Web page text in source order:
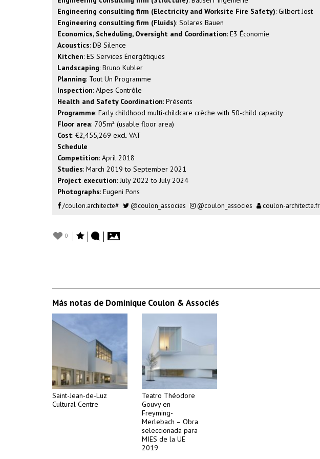
Engineering consulting firm (Electricity and Worksite Fire Safety): Gilbert Jost
Engineering consulting firm (Fluids): Solares Bauen
Economics, Scheduling, Oversight and Coordination: E3 Économie
Acoustics: DB Silence
Kitchen: ES Services Énergétiques
Landscaping: Bruno Kubler
Planning: Tout Un Programme
Inspection: Alpes Contrôle
Health and Safety Coordination: Présents
Programme: Early childhood multi-childcare crèche with 50-child capacity
Floor area: 705m² (usable floor area)
Cost: €2,455,269 excl. VAT
Schedule
Competition: April 2018
Studies: March 2019 to September 2021
Project execution: July 2022 to July 2024
Photographs: Eugeni Pons
/coulon.architecte# @coulon_associes @coulon_associes coulon-architecte.fr
0
Más notas de Dominique Coulon & Associés
Saint-Jean-de-Luz
Cultural Centre
Teatro Théodore
Gouvy en
Freyming-
Merlebach – Obra
seleccionada para
MIES de la UE
2019